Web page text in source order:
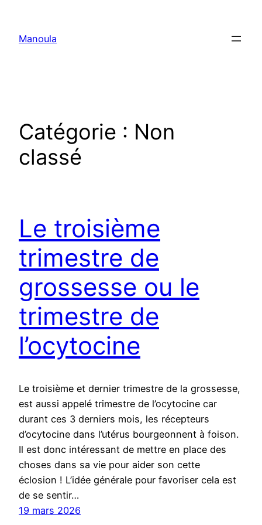
contenu
Manoula
Catégorie : Non
classé
Le troisième
trimestre de
grossesse ou le
trimestre de
l’ocytocine
Le troisième et dernier trimestre de la grossesse,
est aussi appelé trimestre de l’ocytocine car
durant ces 3 derniers mois, les récepteurs
d’ocytocine dans l’utérus bourgeonnent à foison.
Il est donc intéressant de mettre en place des
choses dans sa vie pour aider son cette
éclosion ! L’idée générale pour favoriser cela est
de se sentir…
19 mars 2026